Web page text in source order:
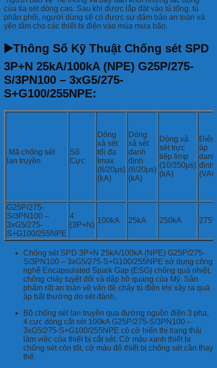
của tia sét dòng cao. Sau khi được lắp đặt vào tủ tổng, tủ
phân phối, người dùng sẽ có được sự đảm bảo an toàn và
yên tâm cho các thiết bị điện vào mùa mưa bão.
▶️Thông Số Kỹ Thuật Chống sét SPD
3P+N 25kA/100kA (NPE) G25P/275-
S/3PN100 – 3xG5/275-
S+G100/255NPE:
Mã chống sét
lan truyền
Số
Cực
Dòng
xả sét
tối đa
Imax
(8/20μs)
(kA)
Dòng
xả sét
danh
định
(8/20μs)
(kA)
Dòng xả
sét trực
tiếp Iimp
(10/350μs)
(kA)
Điện
áp
danh
định
G25P/275-
S/3PN100 –
3xG5/275-
S+G100/255NPE
4
(3P+N)
100kA 25kA 250kA 275V
Chống sét SPD 3P+N 25kA/100kA (NPE) G25P/275-
S/3PN100 – 3xG5/275-S+G100/255NPE sử dụng công
nghệ Encapsulated Spark Gap (ESG) chống quá nhiệt,
chống cháy tuyệt đối và dập hồ quang của Mỹ. Sản
phẩm rất an toàn về vấn đề cháy tủ điện khi xảy ra quá
áp bất thường do sét đánh.
Bộ chống sét lan truyền qua đường nguồn điện 3 pha,
4 cực dòng cắt sét 100kA G25P/275-S/3PN100 –
3xG5/275-S+G100/255NPE có cờ hiển thị trạng thái
làm việc của thiết bị cắt sét. Cờ màu xanh thiết bị
chống sét còn tốt, cờ màu đỏ thiết bị chống sét cần thay
thế.